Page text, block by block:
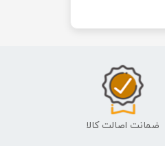
ضمانت اصالت کالا